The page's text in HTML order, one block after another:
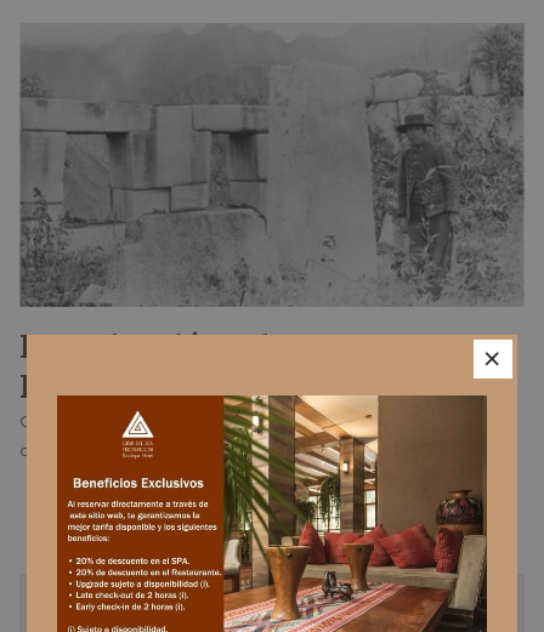
Introducción: El Otro
Descubridor de Machu Picchu
Cuando pensamos en Machu Picchu, es común que el nombre
de Hiram Bingham venga a la mente como el descubridor de
esta maravilla del mundo. Sin embargo, la historia tiene otra
versión que muchos desconocen. El agricultor cusqueño
Agustín Lizárraga fue el primer hombre en tiempos modernos
en llegar a la Ciudadela Inca, en 1902, casi una década antes de
que el arqueólogo estadounidense llegara a las ruinas. Este
artículo desentraña la fascinante historia de Lizárraga y cómo su
Leer más
ANTERIOR SIGUIENTE
×